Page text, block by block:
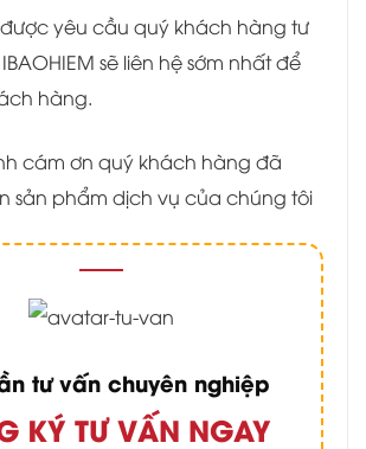
yêu cầu quý khách hàng tư
sẽ liên hệ sớm nhất để
hàng.
cám ơn quý khách hàng đã
sản phẩm dịch vụ của chúng tôi
tư vấn chuyên nghiệp
KÝ TƯ VẤN NGAY